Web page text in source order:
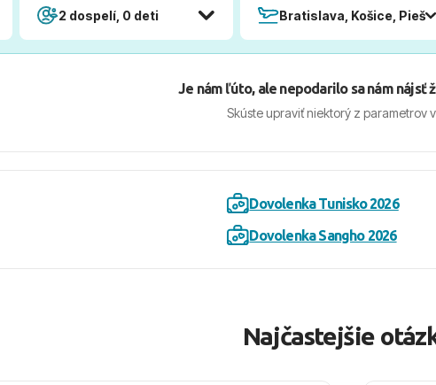
2 dospelí, 0 deti Bratislava, Košice,
Je nám ľúto, ale nepodarilo sa nám nájsť
Skúste upraviť niektorý z parametrov
Dovolenka Tunisko 2026
Dovolenka Sangho 2026
Najčastejšie